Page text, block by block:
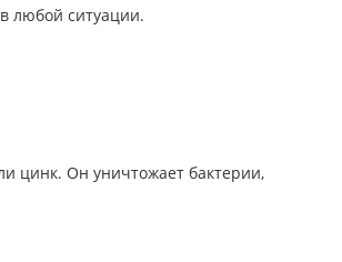
любой ситуации.
цинк. Он уничтожает бактерии,